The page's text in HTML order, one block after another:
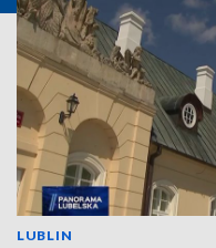
LUBLIN